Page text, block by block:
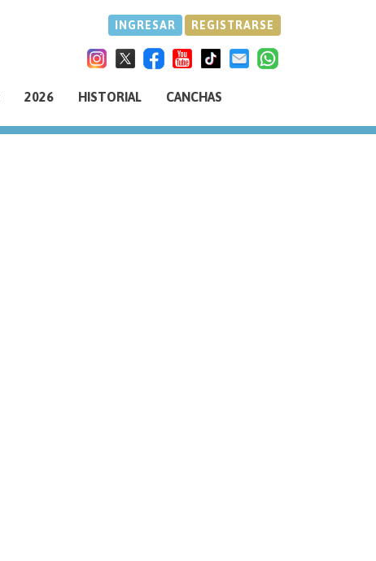
INGRESAR REGISTRARSE
2026 HISTORIAL CANCHAS